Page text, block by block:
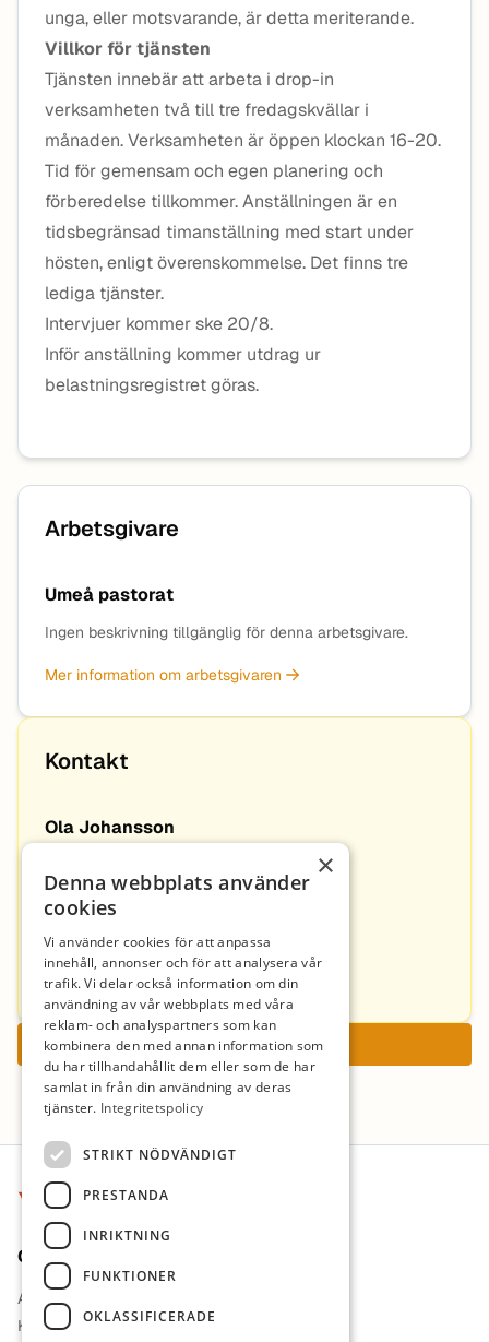
unga, eller motsvarande, är detta meriterande.
Villkor för tjänsten
Tjänsten innebär att arbeta i drop-in
verksamheten två till tre fredagskvällar i
månaden. Verksamheten är öppen klockan 16-20.
Tid för gemensam och egen planering och
förberedelse tillkommer. Anställningen är en
tidsbegränsad timanställning med start under
hösten, enligt överenskommelse. Det finns tre
lediga tjänster.
Intervjuer kommer ske 20/8.
Inför anställning kommer utdrag ur
belastningsregistret göras.
Arbetsgivare
Umeå pastorat
Ingen beskrivning tillgänglig för denna arbetsgivare.
Mer information om arbetsgivaren
Kontakt
Ola Johansson
090-2002653
per.backman@svenskakyrkan.se
090-2002721
Ansök nu
Sidfot
Om oss
Arbetsgivare i fokus
Kontakt
×
Denna webbplats använder
cookies
Vi använder cookies för att anpassa
innehåll, annonser och för att analysera vår
trafik. Vi delar också information om din
användning av vår webbplats med våra
reklam- och analyspartners som kan
kombinera den med annan information som
du har tillhandahållit dem eller som de har
samlat in från din användning av deras
tjänster. Integritetspolicy
STRIKT NÖDVÄNDIGT
PRESTANDA
INRIKTNING
FUNKTIONER
OKLASSIFICERADE